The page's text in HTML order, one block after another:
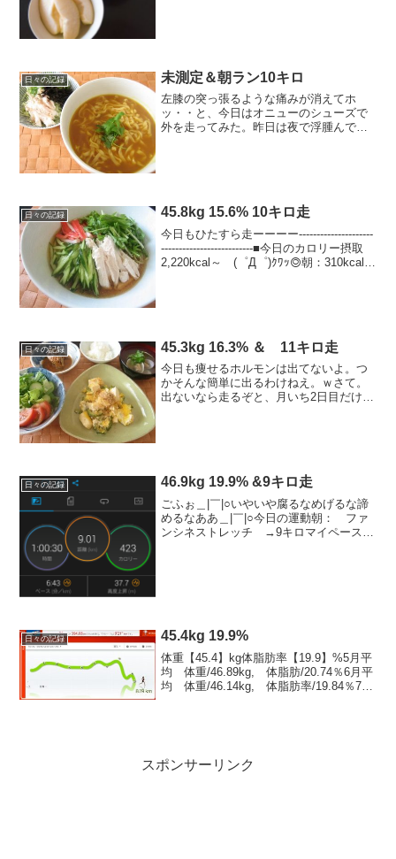
日々の記録 未測定＆朝ラン10キロ
左膝の突っ張るような痛みが消えてホ
ッ・・と、今日はオニューのシューズで
外を走ってみた。昨日は夜で浮腫んでた
日々の記録 45.8kg 15.6% 10キロ走
今日もひたすら走ーーーー---------------------
--------------------------■今日のカロリー摂取
2,220kcal～ (゜Д゜)ｸﾜｯ◎朝：310kcal
日々の記録 45.3kg 16.3% ＆ 11キロ走
今日も痩せるホルモンは出てないよ。つ
かそんな簡単に出るわけねえ。ｗさて。
出ないなら走るぞと、月いち2日目だけど
日々の記録 46.9kg 19.9% &9キロ走
ごふぉ＿|￣|○いやいや腐るなめげるな諦
めるなああ＿|￣|○今日の運動朝： ファ
ンシネストレッチ →9キロマイペース
日々の記録 45.4kg 19.9%
体重【45.4】kg体脂肪率【19.9】%5月平
均 体重/46.89kg, 体脂肪/20.74％6月平
均 体重/46.14kg, 体脂肪率/19.84％7月
スポンサーリンク